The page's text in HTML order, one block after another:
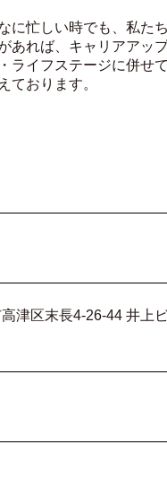
に忙しい時でも、私た
あれば、キャリアアッ
ライフステージに併せ
ております。
津区末長4-26-44 井上